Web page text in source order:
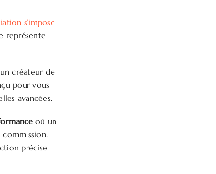
s’impose
représente
créateur de
pour vous
avancées.
où un
commission.
précise